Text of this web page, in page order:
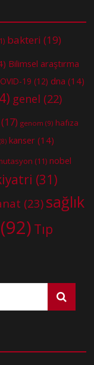
bakteri (19)
Bilimsel araştırma
19 (12) dna (14)
genel (22)
(17) genom (9) hafıza
(8) kanser (14)
(11) nobel
(31)
(23) sağlık
(92) Tıp